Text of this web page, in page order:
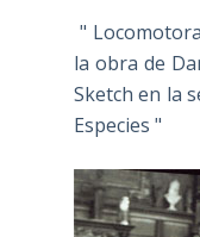
"
la obra de
Sketch en la
Especies "